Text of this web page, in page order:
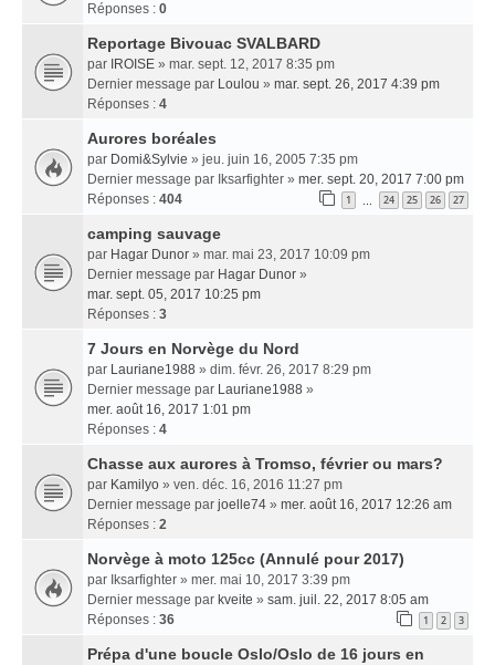
Réponses : 0
Reportage Bivouac SVALBARD
par IROISE » mar. sept. 12, 2017 8:35 pm
Dernier message par Loulou » mar. sept. 26, 2017 4:39 pm
Réponses : 4
Aurores boréales
par Domi&Sylvie » jeu. juin 16, 2005 7:35 pm
Dernier message par Iksarfighter » mer. sept. 20, 2017 7:00 pm
Réponses : 404 1 … 24 25 26 27
camping sauvage
par Hagar Dunor » mar. mai 23, 2017 10:09 pm
Dernier message par Hagar Dunor »
mar. sept. 05, 2017 10:25 pm
Réponses : 3
7 Jours en Norvège du Nord
par Lauriane1988 » dim. févr. 26, 2017 8:29 pm
Dernier message par Lauriane1988 »
mer. août 16, 2017 1:01 pm
Réponses : 4
Chasse aux aurores à Tromso, février ou mars?
par Kamilyo » ven. déc. 16, 2016 11:27 pm
Dernier message par joelle74 » mer. août 16, 2017 12:26 am
Réponses : 2
Norvège à moto 125cc (Annulé pour 2017)
par Iksarfighter » mer. mai 10, 2017 3:39 pm
Dernier message par kveite » sam. juil. 22, 2017 8:05 am
Réponses : 36 1 2 3
Prépa d'une boucle Oslo/Oslo de 16 jours en